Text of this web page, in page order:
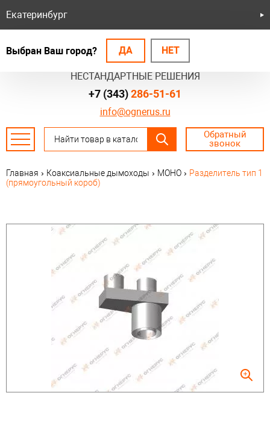
БЕЗОПАСНЫЕ СИСТЕМЫ
НЕСТАНДАРТНЫЕ РЕШЕНИЯ
Екатеринбург
Выбран Ваш город? ДА НЕТ
info@ognerus.ru
+7 (343)286-51-61
Обратный
звонок
Главная › Коаксиальные дымоходы › МОНО › Разделитель тип 1
(прямоугольный короб)